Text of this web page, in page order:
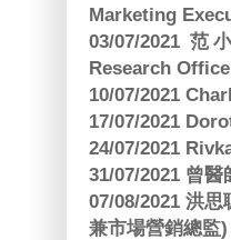
Marketing
03/07/2021 范
Research
10/07/2021
17/07/2021
24/07/2021
31/07/2021 曾
07/08/2021 洪
兼市場營銷總監)